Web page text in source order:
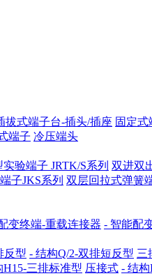
拔式端子台-插头/插座 固定式
端子 冷压端头
验端子 JRTK/S系列 双进双
子JKS系列 双层回拉式弹簧
变终端-重载连接器 - 智能配
反型 - 结构Q/2-双排短反型 三
H15-三排标准型 压接式 - 结